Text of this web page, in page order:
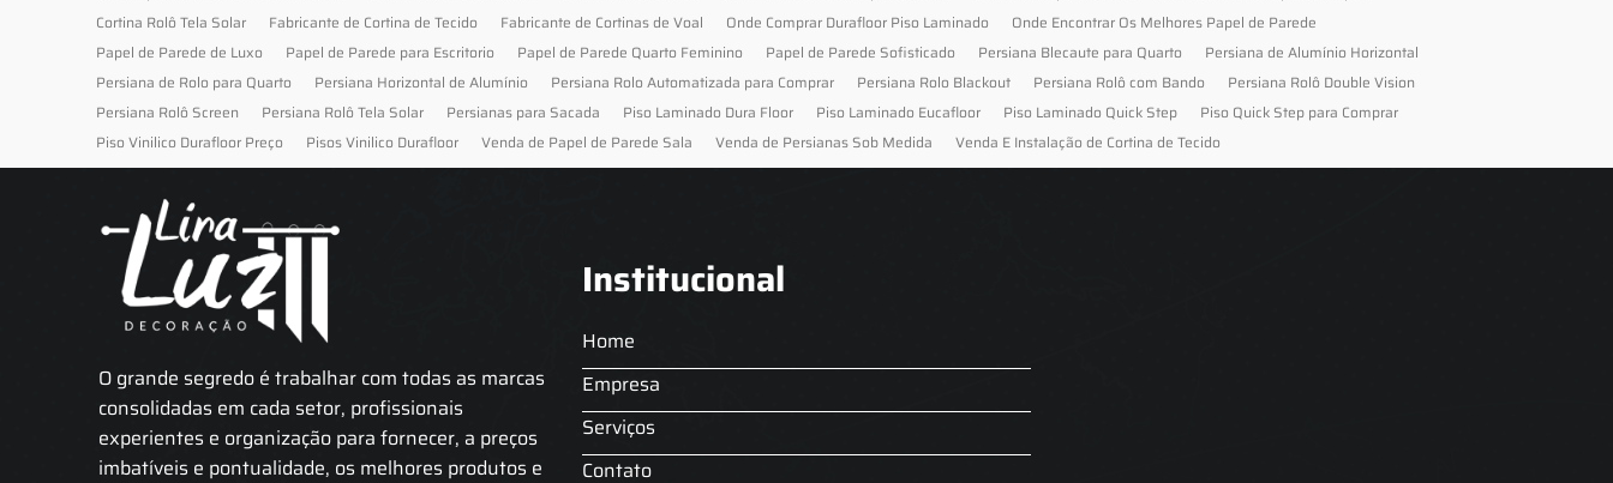
Cortina Rolô Tela Solar
Fabricante de Cortina de Tecido Fabricante de Cortinas de Voal Onde Comprar Durafloor Piso Laminado
Onde Encontrar Os Melhores Papel de Parede
Papel de Parede de Luxo
Papel de Parede para Escritorio Papel de Parede Quarto Feminino Papel de Parede Sofisticado Persiana Blecaute para Quarto
Persiana de Alumínio Horizontal
Persiana de Rolo para Quarto
Persiana Horizontal de Alumínio Persiana Rolo Automatizada para Comprar Persiana Rolo Blackout Persiana Rolô com Bando
Persiana Rolô Double Vision
Persiana Rolô Screen
Persiana Rolô Tela Solar Persianas para Sacada Piso Laminado Dura Floor Piso Laminado Eucafloor Piso Laminado Quick Step
Piso Quick Step para Comprar
Piso Vinilico Durafloor Preço
Pisos Vinilico Durafloor Venda de Papel de Parede Sala Venda de Persianas Sob Medida Venda E Instalação de Cortina de Tecido
O grande segredo é trabalhar com todas as marcas
consolidadas em cada setor, profissionais
experientes e organização para fornecer, a preços
imbatíveis e pontualidade, os melhores produtos e
Institucional
Home
Empresa
Serviços
Contato